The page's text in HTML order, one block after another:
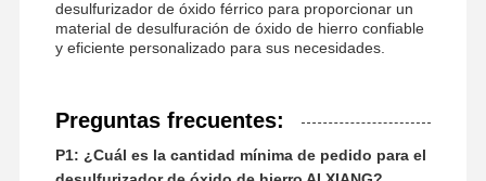
desulfurizador de óxido férrico para proporcionar un
material de desulfuración de óxido de hierro confiable
y eficiente personalizado para sus necesidades.
Preguntas frecuentes:
P1: ¿Cuál es la cantidad mínima de pedido para el